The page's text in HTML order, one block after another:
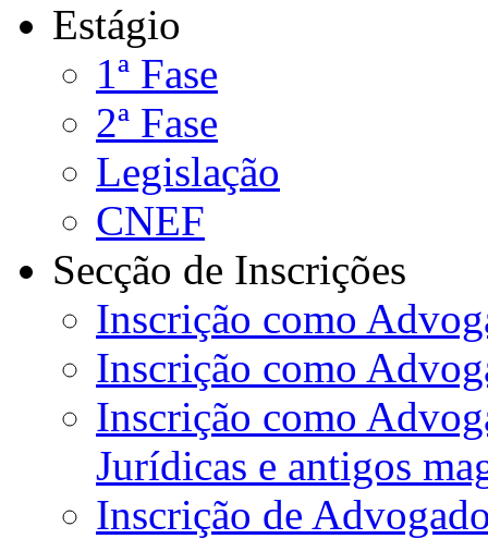
Estágio
1ª Fase
2ª Fase
Legislação
CNEF
Secção de Inscrições
Inscrição como
Inscrição como
Inscrição como
Jurídicas e antigos
Inscrição de